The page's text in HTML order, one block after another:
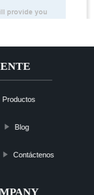
Productos
Blog
Contáctenos